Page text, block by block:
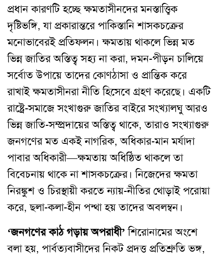
প্রধান কারণটি হচ্ছে ক্ষমতাসীনদের মনস্তাত্ত্বিক
দৃষ্টিভঙ্গি, যা প্রকারান্তরে পাকিস্তানি শাসকচক্রের
মনোভাবেরই প্রতিফলন। ক্ষমতায় থাকলে ভিন্ন মত
ভিন্ন জাতির অস্তিত্ব সহ্য না করা, দমন-পীড়ন চালিয়ে
সর্বোত উপায়ে তাদের কোণঠাসা ও প্রান্তিক করে
রাখাই ক্ষমতাসীনরা নীতি হিসেবে গ্রহণ করেছে। একটি
রাষ্ট্রে-সমাজে সংখাগুরু জাতির বাইরে সংখ্যালঘু আরও
ভিন্ন জাতি-সম্প্রদায়ের অস্তিত্ব থাকে, তারাও সংখ্যাগুরু
জনগণের মত একই নাগরিক, অধিকার-মান মর্যাদা
পাবার অধিকারী—ক্ষমতায় অধিষ্ঠিত থাকলে তা
বিবেচনায় থাকে না শাসকচক্রের। নিজেদের ক্ষমতা
নিরঙ্কুশ ও চিরস্থায়ী করতে ন্যায়-নীতির থোড়াই পরোয়া
করে, ছলা-কলা-হীন পন্থা হয় তাদের অবলম্বন।
‘জনগণের কাঠ গড়ায় অপরাধী’ শিরোনামের অংশে
বলা হয়, পার্বত্যবাসীদের নিকট প্রদত্ত প্রতিশ্রুতি ভঙ্গ,